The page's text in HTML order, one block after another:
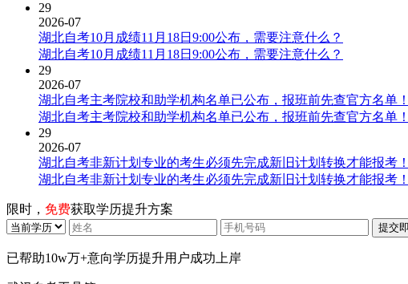
29
2026-07
湖北自考10月成绩11月18日9:00公布，需要注意什么？
湖北自考10月成绩11月18日9:00公布，需要注意什么？
29
2026-07
湖北自考主考院校和助学机构名单已公布，报班前先查官方名单！
湖北自考主考院校和助学机构名单已公布，报班前先查官方名单！
29
2026-07
湖北自考非新计划专业的考生必须先完成新旧计划转换才能报考
湖北自考非新计划专业的考生必须先完成新旧计划转换才能报考
限时， 免费获取学历提升方案
已帮助10w万+意向学历提升用户成功上岸